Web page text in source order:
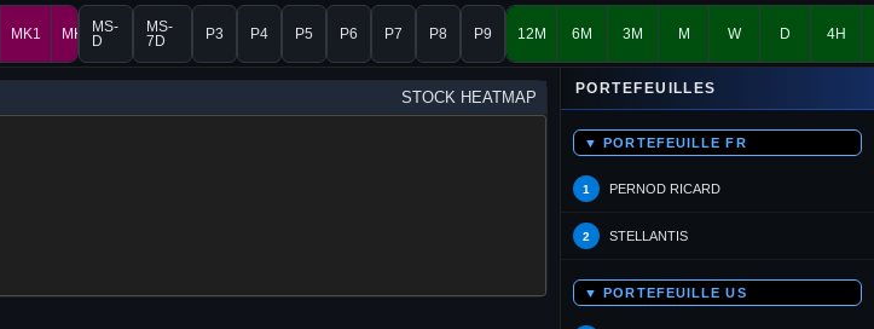
MK1 MK2 MS-
D
MS-
7D
P3 P4 P5 P6 P7 P8 P9 12M 6M 3M M W D 4H
STOCK HEATMAP PORTEFEUILLES
▼ PORTEFEUILLE FR
1 PERNOD RICARD
2 STELLANTIS
▼ PORTEFEUILLE US